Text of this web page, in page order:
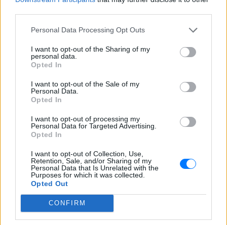
Personal Data Processing Opt Outs
I want to opt-out of the Sharing of my
personal data.
Opted In
I want to opt-out of the Sale of my
Personal Data.
Opted In
I want to opt-out of processing my
Personal Data for Targeted Advertising.
Opted In
I want to opt-out of Collection, Use,
Retention, Sale, and/or Sharing of my
Personal Data that Is Unrelated with the
Purposes for which it was collected.
Opted Out
CONFIRM
διαδικτυακούς της ακόλουθους εικόνες
από την απόδρασή της
Ο Λάκης Γαβαλάς έκλεισε τα 74
ζωή, τους γονείς του και την
Ο διάσημος σχεδιαστής μόδας
μοιράστηκε ένα συγκινητικό μήνυμα στο
της ζωής.